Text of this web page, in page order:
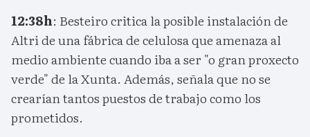
12:38h: Besteiro critica la posible instalación de
Altri de una fábrica de celulosa que amenaza al
medio ambiente cuando iba a ser "o gran proxecto
verde" de la Xunta. Además, señala que no se
crearían tantos puestos de trabajo como los
prometidos.